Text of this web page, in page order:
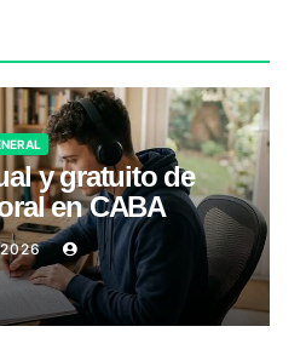
y gratuito de
en CABA
2026